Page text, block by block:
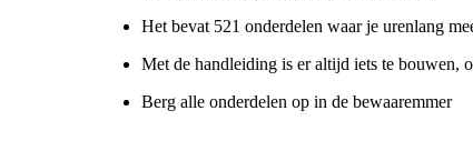
Het bevat 521 onderdelen waar je urenlang
Met de handleiding is er altijd iets te bouwen,
Berg alle onderdelen op in de bewaaremmer